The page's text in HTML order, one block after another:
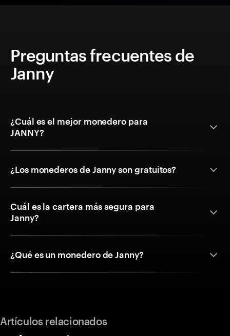
Preguntas frecuentes de
Janny
¿Cuál es el mejor monedero para
JANNY?
¿Los monederos de Janny son gratuitos?
Cuál es la cartera más segura para
Janny?
¿Qué es un monedero de Janny?
Artículos relacionados